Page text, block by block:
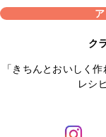
ク
「きちんとおいしく
レシ